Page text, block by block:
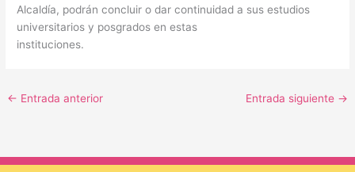
Alcaldía, podrán concluir o dar continuidad a sus estudios
universitarios y posgrados en estas
instituciones.
← Entrada anterior Entrada siguiente →